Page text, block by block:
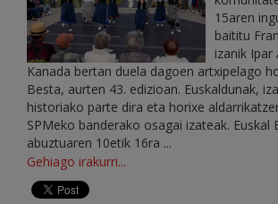
15aren
baititu
izanik Ipar
Kanada bertan duela dagoen artxipelago
Besta, aurten 43. edizioan. Euskaldunak,
historiako parte dira eta horixe
SPMeko banderako osagai izateak. Euskal
abuztuaren 10etik 16ra ...
Gehiago irakurri...